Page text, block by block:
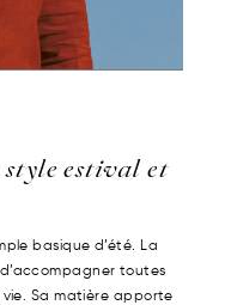
style estival et
basique d’été. La
toutes
vie. Sa matière apporte